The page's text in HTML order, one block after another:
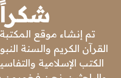
تم إنشاء موقع
القرآن الكريم والسنة
الكتب الإسلامية